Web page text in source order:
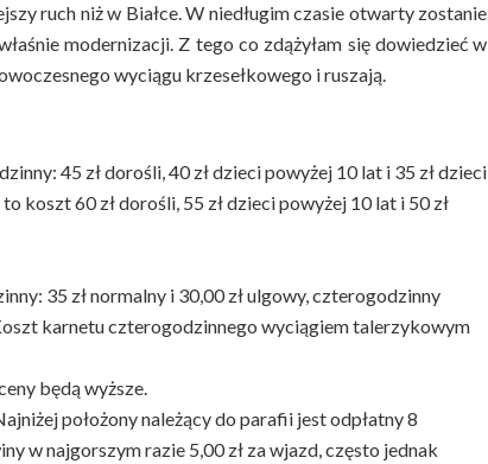
ruch niż w Białce. W niedługim czasie otwarty zostanie
modernizacji. Z tego co zdążyłam się dowiedzieć w
wyciągu krzesełkowego i ruszają.
45 zł dorośli, 40 zł dzieci powyżej 10 lat i 35 zł dzieci
koszt 60 zł dorośli, 55 zł dzieci powyżej 10 lat i 50 zł
35 zł normalny i 30,00 zł ulgowy, czterogodzinny
karnetu czterogodzinnego wyciągiem talerzykowym
będą wyższe.
położony należący do parafii jest odpłatny 8
w najgorszym razie 5,00 zł za wjazd, często jednak